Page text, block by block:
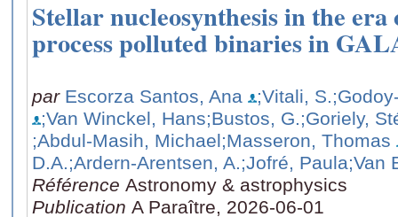
Stellar nucleosynthesis in the era
process polluted binaries in
par Escorza Santos, Ana ;Vitali, S.
;Van Winckel, Hans;Bustos, G.;Goriely,
;Abdul-Masih, Michael;Masseron, Thomas
D.A.;Ardern-Arentsen, A.;Jofré, Paula;Van
Référence Astronomy & astrophysics
Publication A Paraître, 2026-06-01